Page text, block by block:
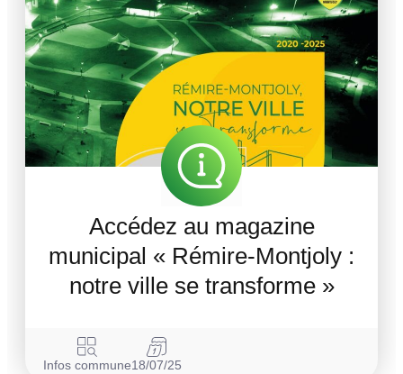
Accédez au magazine
municipal « Rémire-Montjoly :
notre ville se transforme »
Infos commune18/07/25